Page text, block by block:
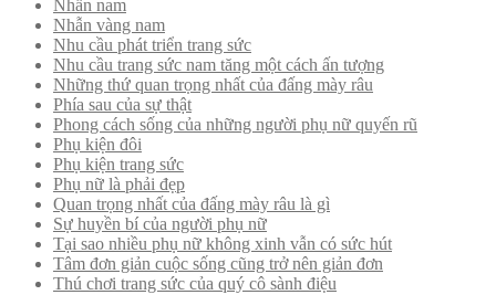
Nhẫn nam
Nhẫn vàng nam
Nhu cầu phát triển trang sức
Nhu cầu trang sức nam tăng một cách ấn tượng
Những thứ quan trọng nhất của đấng mày râu
Phía sau của sự thật
Phong cách sống của những người phụ nữ quyến rũ
Phụ kiện đôi
Phụ kiện trang sức
Phụ nữ là phải đẹp
Quan trọng nhất của đấng mày râu là gì
Sự huyền bí của người phụ nữ
Tại sao nhiều phụ nữ không xinh vẫn có sức hút
Tâm đơn giản cuộc sống cũng trở nên giản đơn
Thú chơi trang sức của quý cô sành điệu